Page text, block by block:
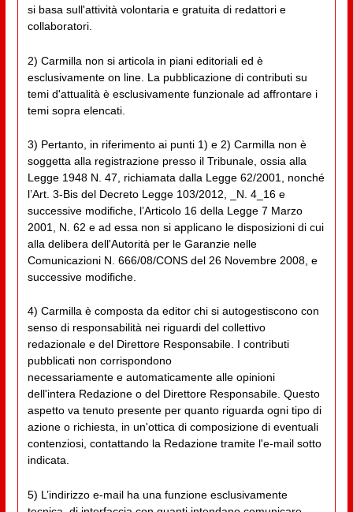
si basa sull'attività volontaria e gratuita di redattori e
collaboratori.
2) Carmilla non si articola in piani editoriali ed è
esclusivamente on line. La pubblicazione di contributi su
temi d'attualità è esclusivamente funzionale ad affrontare i
temi sopra elencati.
3) Pertanto, in riferimento ai punti 1) e 2) Carmilla non è
soggetta alla registrazione presso il Tribunale, ossia alla
Legge 1948 N. 47, richiamata dalla Legge 62/2001, nonché
l’Art. 3-Bis del Decreto Legge 103/2012, _N. 4_16 e
successive modifiche, l’Articolo 16 della Legge 7 Marzo
2001, N. 62 e ad essa non si applicano le disposizioni di cui
alla delibera dell'Autorità per le Garanzie nelle
Comunicazioni N. 666/08/CONS del 26 Novembre 2008, e
successive modifiche.
4) Carmilla è composta da editor chi si autogestiscono con
senso di responsabilità nei riguardi del collettivo
redazionale e del Direttore Responsabile. I contributi
pubblicati non corrispondono
necessariamente e automaticamente alle opinioni
dell'intera Redazione o del Direttore Responsabile. Questo
aspetto va tenuto presente per quanto riguarda ogni tipo di
azione o richiesta, in un'ottica di composizione di eventuali
contenziosi, contattando la Redazione tramite l'e-mail sotto
indicata.
5) L’indirizzo e-mail ha una funzione esclusivamente